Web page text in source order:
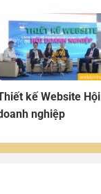
kế Website Hội
nghiệp